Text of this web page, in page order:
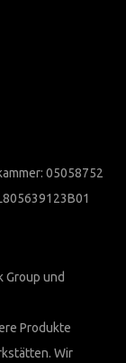
05058752
Group und
Produkte
Wir